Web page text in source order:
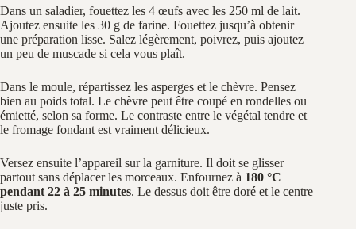
Dans un saladier, fouettez les 4 œufs avec les 250 ml de lait.
Ajoutez ensuite les 30 g de farine. Fouettez jusqu’à obtenir
une préparation lisse. Salez légèrement, poivrez, puis ajoutez
un peu de muscade si cela vous plaît.
Dans le moule, répartissez les asperges et le chèvre. Pensez
bien au poids total. Le chèvre peut être coupé en rondelles ou
émietté, selon sa forme. Le contraste entre le végétal tendre et
le fromage fondant est vraiment délicieux.
Versez ensuite l’appareil sur la garniture. Il doit se glisser
partout sans déplacer les morceaux. Enfournez à 180 °C
pendant 22 à 25 minutes. Le dessus doit être doré et le centre
juste pris.